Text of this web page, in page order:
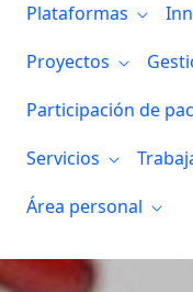
Plataformas
Proyectos
Participación de
Servicios
Área personal